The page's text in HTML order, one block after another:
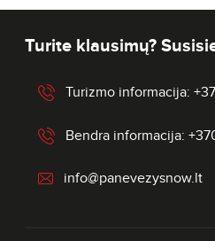
Turite klausimų?
Turizmo informacija:
Bendra informacija:
info@panevezysnow.lt